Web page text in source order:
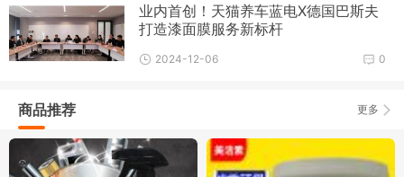
业内首创！天猫养车蓝电X德国巴斯夫
打造漆面膜服务新标杆
0
2024-12-06
更多
商品推荐